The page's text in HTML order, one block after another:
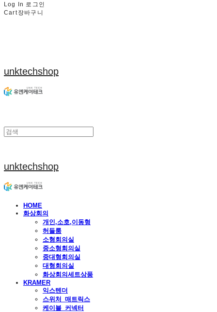
Log In 로그인
Cart장바구니
unktechshop
unktechshop
HOME
화상회의
개인,소호,이동형
허들룸
소형회의실
중소형회의실
중대형회의실
대형회의실
화상회의세트상품
KRAMER
익스텐더
스위처_매트릭스
케이블_커넥터